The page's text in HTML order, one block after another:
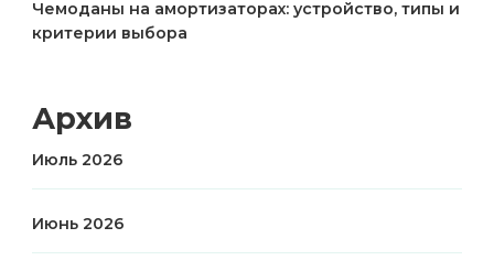
Чемоданы на амортизаторах: устройство, типы и
критерии выбора
Архив
Июль 2026
Июнь 2026